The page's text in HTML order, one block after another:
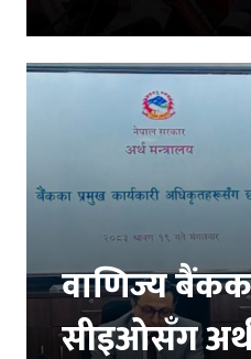
वाणिज्य
सीइओसँग